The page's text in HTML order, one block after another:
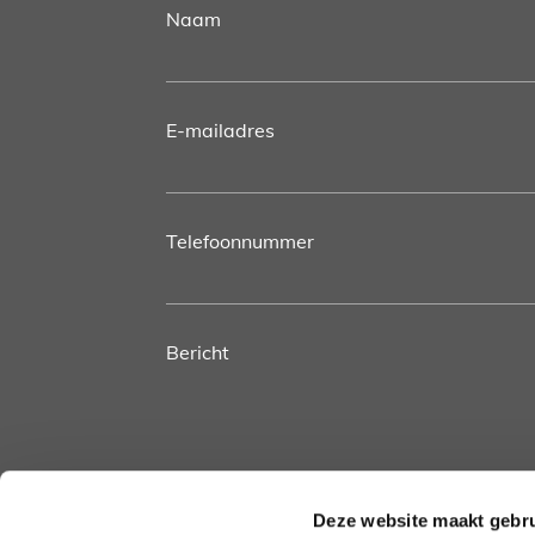
Deze website maakt
Naam
E-mailadres
Telefoonnummer
Bericht